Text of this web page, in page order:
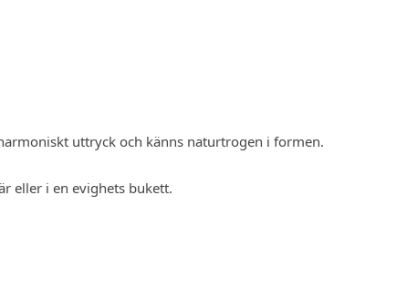
uttryck och känns naturtrogen i formen.
eller i en evighets bukett.